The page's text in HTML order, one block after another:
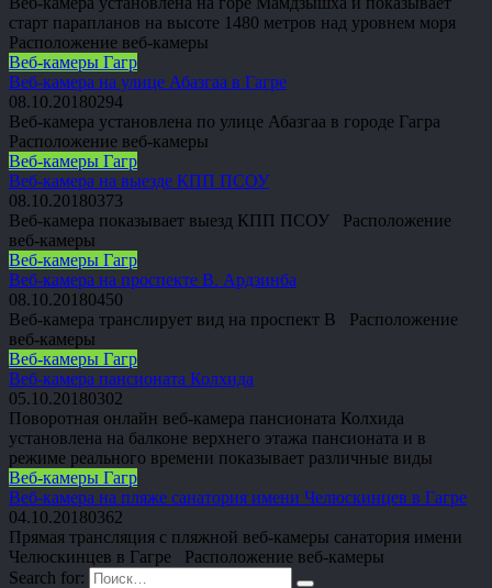
старт парапланов на высоте 1480 метров над уровнем моря
Расположение веб-камеры
Веб-камеры Гагр
Веб-камера на улице Абазгаа в Гагре
08.10.20180294
Веб-камера установлена по улице Абазгаа в городе Гагра
Расположение веб-камеры
Веб-камеры Гагр
Веб-камера на выезде КПП ПСОУ
08.10.20180373
Веб-камера показывает выезд КПП ПСОУ Расположение
веб-камеры
Веб-камеры Гагр
Веб-камера на проспекте В. Ардзинба
08.10.20180450
Веб-камера транслирует вид на проспект В Расположение
веб-камеры
Веб-камеры Гагр
Веб-камера пансионата Колхида
05.10.20180302
Поворотная онлайн веб-камера пансионата Колхида
установлена на балконе верхнего этажа пансионата и в
режиме реального времени показывает различные виды
Веб-камеры Гагр
Веб-камера на пляже санатория имени Челюскинцев в Гагре
04.10.20180362
Прямая трансляция с пляжной веб-камеры санатория имени
Челюскинцев в Гагре Расположение веб-камеры
Search for: